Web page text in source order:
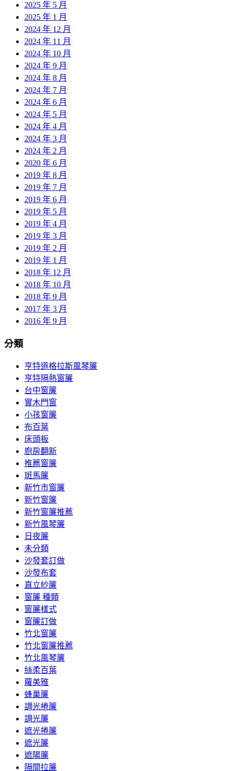
2025 年 5 月
2025 年 1 月
2024 年 12 月
2024 年 11 月
2024 年 10 月
2024 年 9 月
2024 年 8 月
2024 年 7 月
2024 年 6 月
2024 年 5 月
2024 年 4 月
2024 年 3 月
2024 年 2 月
2020 年 6 月
2019 年 8 月
2019 年 7 月
2019 年 6 月
2019 年 5 月
2019 年 4 月
2019 年 3 月
2019 年 2 月
2019 年 1 月
2018 年 12 月
2018 年 10 月
2018 年 9 月
2017 年 3 月
2016 年 9 月
分類
亨特道格拉斯風琴簾
亨特隔熱窗簾
台中窗簾
實木門窗
小孩窗簾
布百葉
床頭板
廚房翻新
推薦窗簾
斑馬簾
新竹市窗簾
新竹窗簾
新竹窗簾推薦
新竹風琴簾
日夜簾
未分類
沙發套訂做
沙發布套
直立紗簾
窗簾 種類
窗簾樣式
窗簾訂做
竹北窗簾
竹北窗簾推薦
竹北風琴簾
絲柔百葉
蘿美雅
蜂巢簾
調光捲簾
調光簾
遮光捲簾
遮光簾
遮陽簾
隔間拉簾